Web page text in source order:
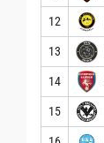
12
13
14
15